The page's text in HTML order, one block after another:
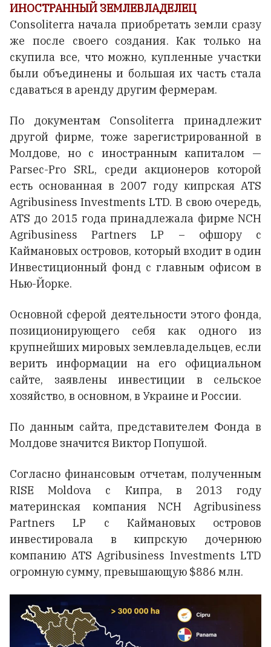
ИНОСТРАННЫЙ ЗЕМЛЕВЛАДЕЛЕЦ
Consoliterra начала приобретать земли сразу
же после своего создания. Как только на
скупила все, что можно, купленные участки
были объединены и большая их часть стала
сдаваться в аренду другим фермерам.
По документам Consoliterra принадлежит
другой фирме, тоже зарегистрированной в
Молдове, но с иностранным капиталом —
Parsec-Pro SRL, среди акционеров которой
есть основанная в 2007 году кипрская ATS
Agribusiness Investments LTD. В свою очередь,
ATS до 2015 года принадлежала фирме NCH
Agribusiness Partners LP – офшору с
Каймановых островов, который входит в один
Инвестиционный фонд с главным офисом в
Нью-Йорке.
Основной сферой деятельности этого фонда,
позиционирующего себя как одного из
крупнейших мировых землевладельцев, если
верить информации на его официальном
сайте, заявлены инвестиции в сельское
хозяйство, в основном, в Украине и России.
По данным сайта, представителем Фонда в
Молдове значится Виктор Попушой.
Согласно финансовым отчетам, полученным
RISE Moldova с Кипра, в 2013 году
материнская компания NCH Agribusiness
Partners LP с Каймановых островов
инвестировала в кипрскую дочернюю
компанию ATS Agribusiness Investments LTD
огромную сумму, превышающую $886 млн.